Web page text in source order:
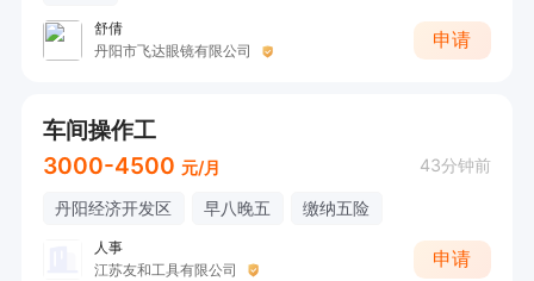
舒倩
丹阳市飞达眼镜有限公司
申请
车间操作工
3000-4500 元/月 43分钟前
丹阳经济开发区 早八晚五 缴纳五险
人事
江苏友和工具有限公司
申请